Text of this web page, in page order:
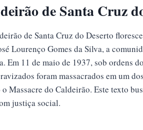
de Santa Cruz
de Santa Cruz do Deserto
Lourenço Gomes da Silva, a
Em 11 de maio de 1937, sob ordens
foram massacrados em um
Massacre do Caldeirão. Este texto
justiça social.